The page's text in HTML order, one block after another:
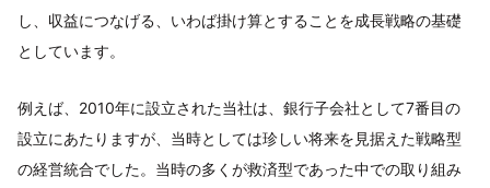
し、収益につなげる、いわば掛け算とすることを成長戦略の基礎
としています。
例えば、2010年に設立された当社は、銀行子会社として7番目の
設立にあたりますが、当時としては珍しい将来を見据えた戦略型
の経営統合でした。当時の多くが救済型であった中での取り組み